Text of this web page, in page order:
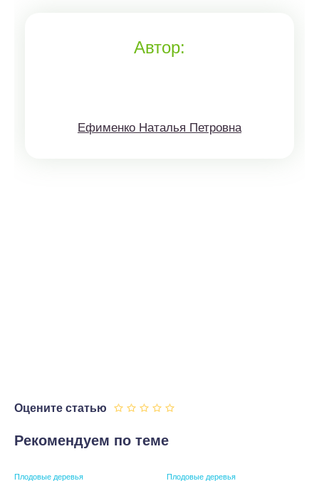
Автор:
Ефименко Наталья Петровна
Оцените статью
Рекомендуем по теме
Плодовые деревья Плодовые деревья